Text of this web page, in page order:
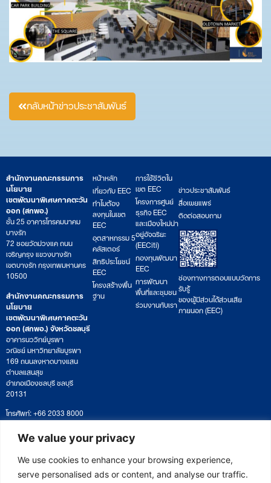
We value your privacy
We use cookies to enhance your browsing experience,
serve personalised ads or content, and analyse our traffic.
กลับหน้าข่าวประชาสัมพันธ์
สำนักงานคณะกรรมการ
นโยบาย
เขตพัฒนาพิเศษภาคตะวัน
ออก (สกพอ.)
ชั้น 25 อาคารโทรคมนาคม
บางรัก
72 ซอยวัดม่วงแค ถนน
เจริญกรุง แขวงบางรัก
เขตบางรัก กรุงเทพมหานคร
10500
สำนักงานคณะกรรมการ
นโยบาย
เขตพัฒนาพิเศษภาคตะวัน
ออก (สกพอ.) จังหวัดชลบุรี
อาคารนววิทย์บูรพา
วณิชย์ มหาวิทยาลัยบูรพา
169 ถนนลงหาดบางแสน
ตำบลแสนสุข
อำเภอเมืองชลบุรี ชลบุรี
20131
โทรศัพท์: +66 2033 8000
เวลาทำการ: จันทร์ – ศุกร์
09:00 – 17:00 น.
ติดตามหนังสือหรือยื่นเอกสาร
saraban@eeco.or.th
หน้าหลัก
เกี่ยวกับ EEC
ทำไมต้อง
ลงทุนในเขต
EEC
อุตสาหกรรม 5
คลัสเตอร์
สิทธิประโยชน์
EEC
โครงสร้างพื้น
ฐาน
การใช้ชีวิตใน
เขต EEC
โครงการศูนย์
ธุรกิจ EEC
และเมืองใหม่น่า
อยู่อัจฉริยะ
(EECiti)
กองทุนพัฒนา
EEC
การพัฒนา
พื้นที่และชุมชน
ร่วมงานกับเรา
ข่าวประชาสัมพันธ์
สื่อเผยแพร่
ติดต่อสอบถาม
ช่องทางการตอบแบบวัดการ
รับรู้
ของผู้มีส่วนได้ส่วนเสีย
ภายนอก (EEC)